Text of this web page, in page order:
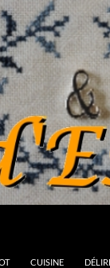
CUISINE